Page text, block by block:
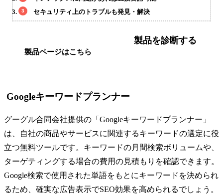
セキュリティ上のトラブルも発見・解決
製品ページはこちら
製品を診断する
Googleキーワードプランナー
グーグル合同会社提供の「Googleキーワードプランナー」
は、自社の商品やサービスに関連するキーワードの選定に役
立つ無料ツールです。キーワードの月間検索ボリュームや、
ターゲティングする場合の費用の見積もりを確認できます。
Google検索で使用された単語をもとにキーワードを決められ
るため、確実な広告表示でSEO効果を高められるでしょう。